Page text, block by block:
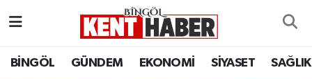
BİNGÖL GÜNDEM EKONOMİ SİYASET SAĞLIK